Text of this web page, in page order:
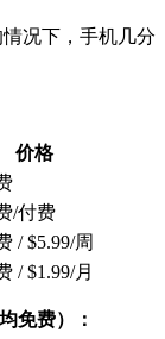
况下，手机几分
价格
/付费
/ $5.99/周
/ $1.99/月
免费）：